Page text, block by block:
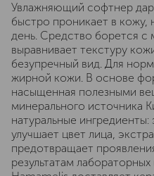
Увлажняющий софтнер
быстро проникает в кожу,
день. Средство борется
выравнивает текстуру
безупречный вид. Для
жирной кожи. В основе
насыщенная полезными
минерального источника
натуральные
улучшает цвет лица,
предотвращает
результатам